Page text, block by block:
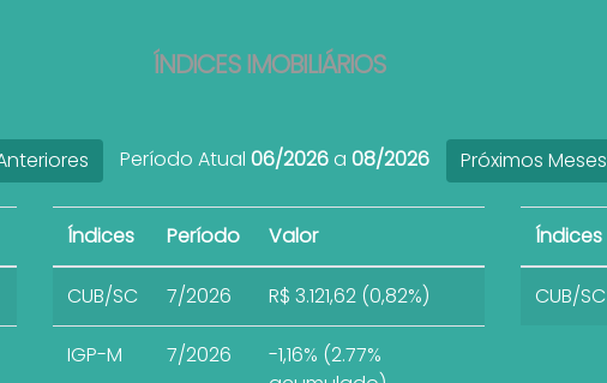
ÍNDICES IMOBILIÁRIOS
Período Atual 06/2026a 08/2026 Próximos Meses
Índices Período Valor
CUB/SC 7/2026 R$ 3.121,62 (0,82%)
IGP-M 7/2026
-1,16% (2.77%
Índices
CUB/SC